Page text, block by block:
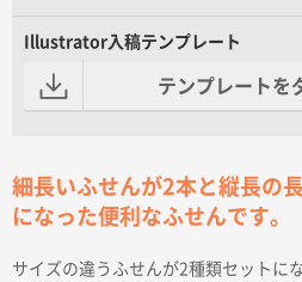
Illustrator入稿テンプレート
テンプレートを
細長いふせんが2本と縦長の
になった便利なふせんです。
サイズの違うふせんが2種類セットに